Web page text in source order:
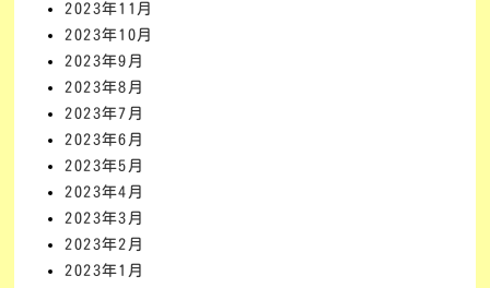
2023年11月
2023年10月
2023年9月
2023年8月
2023年7月
2023年6月
2023年5月
2023年4月
2023年3月
2023年2月
2023年1月